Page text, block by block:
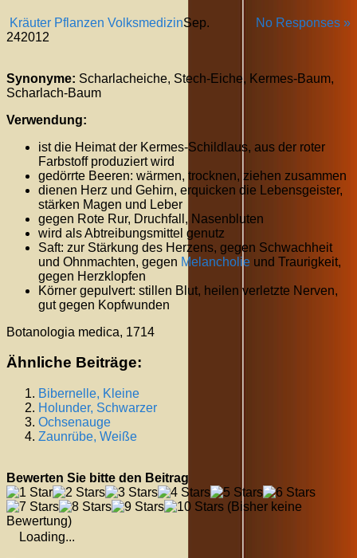
Kräuter Pflanzen Volksmedizin No Responses »
Sep.
242012
Synonyme: Scharlacheiche, Stech-Eiche, Kermes-Baum,
Scharlach-Baum
Verwendung:
ist die Heimat der Kermes-Schildlaus, aus der roter
Farbstoff produziert wird
gedörrte Beeren: wärmen, trocknen, ziehen zusammen
dienen Herz und Gehirn, erquicken die Lebensgeister,
stärken Magen und Leber
gegen Rote Rur, Druchfall, Nasenbluten
wird als Abtreibungsmittel genutz
Saft: zur Stärkung des Herzens, gegen Schwachheit
und Ohnmachten, gegen Melancholie und Traurigkeit,
gegen Herzklopfen
Körner gepulvert: stillen Blut, heilen verletzte Nerven,
gut gegen Kopfwunden
Botanologia medica, 1714
Ähnliche Beiträge:
Bibernelle, Kleine
Holunder, Schwarzer
Ochsenauge
Zaunrübe, Weiße
Bewerten Sie bitte den Beitrag
(Bisher keine
Bewertung)
Loading...